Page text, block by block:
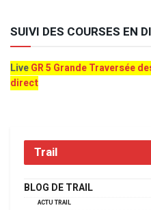
SUIVI DES COURSES EN
LiveGR 5 Grande Traversée
direct
Trail
BLOG DE TRAIL
ACTU TRAIL